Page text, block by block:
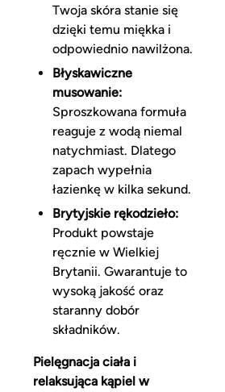
Twoja skóra stanie się
dzięki temu miękka i
odpowiednio nawilżona.
Błyskawiczne
musowanie:
Sproszkowana formuła
reaguje z wodą niemal
natychmiast. Dlatego
zapach wypełnia
łazienkę w kilka sekund.
Brytyjskie rękodzieło:
Produkt powstaje
ręcznie w Wielkiej
Brytanii. Gwarantuje to
wysoką jakość oraz
staranny dobór
składników.
Pielęgnacja ciała i
relaksująca kąpiel w